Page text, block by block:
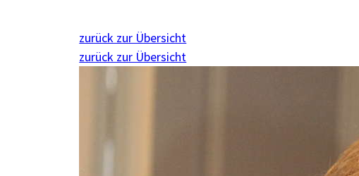
zurück zur Übersicht
zurück zur Übersicht